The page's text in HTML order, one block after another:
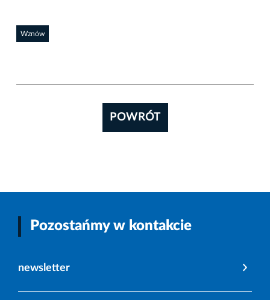
Wznów
POWRÓT
Pozostańmy w kontakcie
newsletter